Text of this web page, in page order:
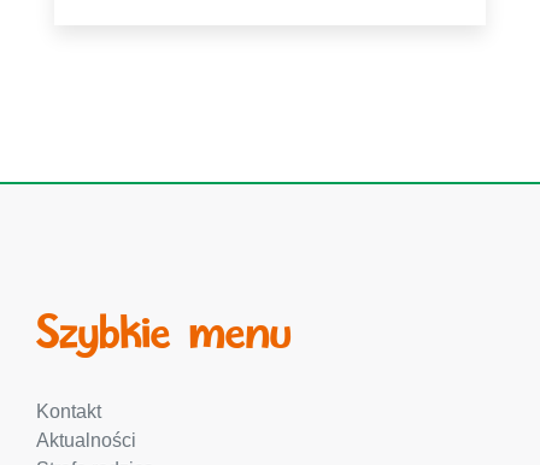
Szybkie menu
Kontakt
Aktualności